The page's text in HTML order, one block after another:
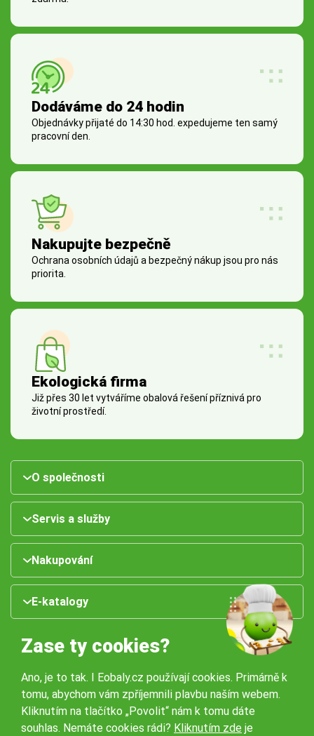
Dodáváme do 24 hodin
Objednávky přijaté do 14:30 hod. expedujeme ten samý
pracovní den.
Nakupujte bezpečně
Ochrana osobních údajů a bezpečný nákup jsou pro nás
priorita.
Ekologická firma
Již přes 30 let vytváříme obalová řešení příznivá pro
životní prostředí.
O společnosti
Servis a služby
Nakupování
E-katalogy
Naše pobočky:
Zase ty cookies?
Ano, je to tak. I Eobaly.cz používají cookies. Primárně k
tomu, abychom vám zpříjemnili plavbu naším webem.
Kliknutím na tlačítko „Povolit“ nám k tomu dáte
souhlas. Nemáte cookies rádi? Kliknutím zde je